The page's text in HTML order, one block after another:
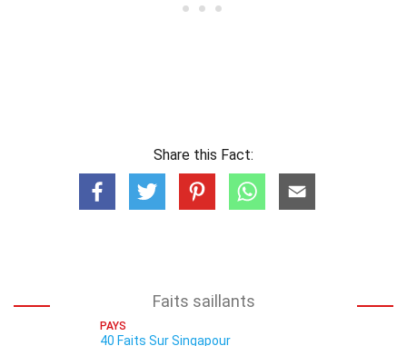
Share this Fact:
Faits saillants
PAYS
40 Faits Sur Singapour